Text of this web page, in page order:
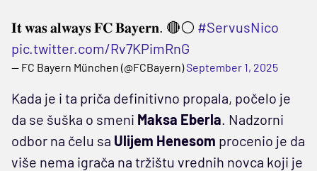
𝐈𝐭 𝐰𝐚𝐬 𝐚𝐥𝐰𝐚𝐲𝐬 𝐅𝐂 𝐁𝐚𝐲𝐞𝐫𝐧. 🔴⚪ #ServusNico
pic.twitter.com/Rv7KPimRnG
— FC Bayern München (@FCBayern)September 1, 2025
Kada je i ta priča definitivno propala, počelo je
da se šuška o smeni Maksa Eberla. Nadzorni
odbor na čelu sa Ulijem Henesom procenio je da
više nema igrača na tržištu vrednih novca koji je